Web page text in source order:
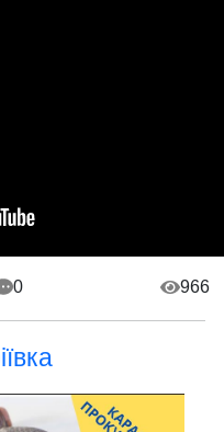
0 966